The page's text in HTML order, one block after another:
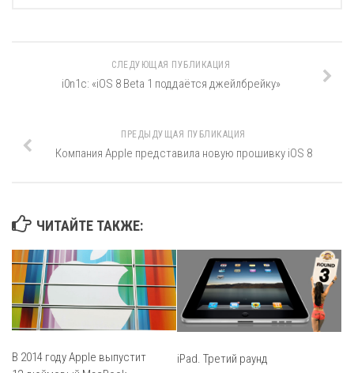
СЛЕДУЮЩАЯ ПУБЛИКАЦИЯ
i0n1c: «iOS 8 Beta 1 поддаётся джейлбрейку»
ПРЕДЫДУЩАЯ ПУБЛИКАЦИЯ
Компания Apple представила новую прошивку iOS 8
ЧИТАЙТЕ ТАКЖЕ:
В 2014 году Apple выпустит
iPad. Третий раунд